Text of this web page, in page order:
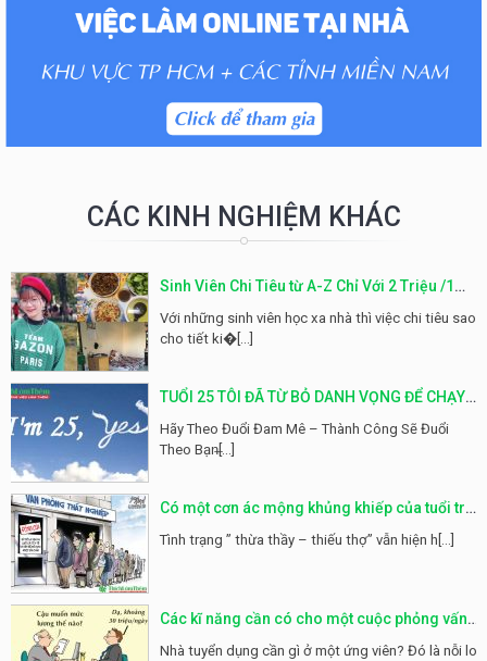
CÁC KINH NGHIỆM KHÁC
Sinh Viên Chi Tiêu từ A-Z Chỉ Với 2 Triệu /1
Tháng Hóa Ra Không Khó Như Tưởng Tượng
Với những sinh viên học xa nhà thì việc chi tiêu sao
cho tiết ki�[...]
TUỔI 25 TÔI ĐÃ TỪ BỎ DANH VỌNG ĐỂ CHẠY
THEO ĐAM MÊ
Hãy Theo Đuổi Đam Mê – Thành Công Sẽ Đuổi
Theo Bạn̶[...]
Có một cơn ác mộng khủng khiếp của tuổi trẻ
mang tên THẤT NGHIỆP
Tình trạng ” thừa thầy – thiếu thợ” vẫn hiện h[...]
Các kĩ năng cần có cho một cuộc phỏng vấn
hoàn hảo
Nhà tuyển dụng cần gì ở một ứng viên? Đó là nỗi lo